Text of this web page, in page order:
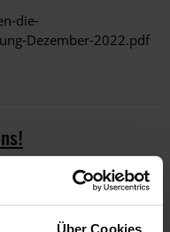
die-
Dezember-2022.pdf
und setze dich für